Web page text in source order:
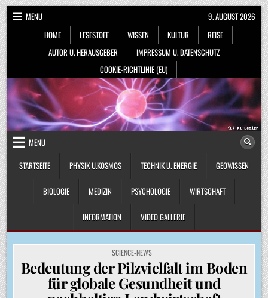
Skip
to
content
MENU
HOME
LESESTOFF WISSEN KULTUR
REISE
AUTOR U. HERAUSGEBER
IMPRESSUM U. DATENSCHUTZ
COOKIE-RICHTLINIE (EU)
9. AUGUST 2026
MENU
STARTSEITE
PHYSIK U.KOSMOS TECHNIK U. ENERGIE GEOWISSEN
BIOLOGIE MEDIZIN PSYCHOLOGIE WIRTSCHAFT
INFORMATION VIDEO GALLERIE
POSTED
IN
SCIENCE-NEWS
Bedeutung der Pilzvielfalt im Boden
für globale Gesundheit und